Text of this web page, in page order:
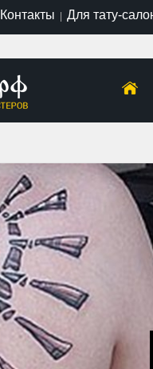
Контакты | Для тату-